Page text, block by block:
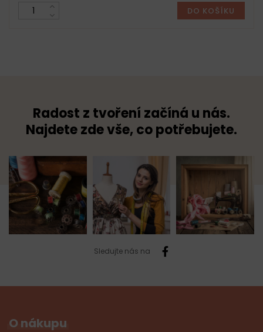
DO KOŠÍKU
Radost z tvoření začíná u nás.
Najdete zde vše, co potřebujete.
Sledujte nás na
O nákupu